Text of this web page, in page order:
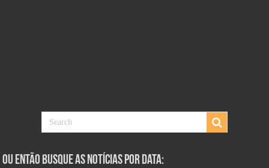
Ou Então Busque as Notícias Por Data: